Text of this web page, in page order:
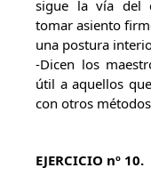
sigue la vía del
tomar asiento
una postura
-Dicen los
útil a aquellos
con otros
EJERCICIO nº 10.